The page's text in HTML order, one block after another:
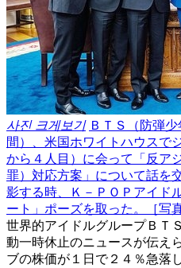
사진 크게보기 ＢＴＳ（防弾
間）、米国ホワイトハウスで
から４人目）に会って「反ア
罪）対応方案」について話を
影する時、Ｋ－ＰＯＰアイド
ート」ポーズを取った。［写
世界的アイドルグループＢＴ
動一時休止のニュースが伝え
ブの株価が１日で２４％急落